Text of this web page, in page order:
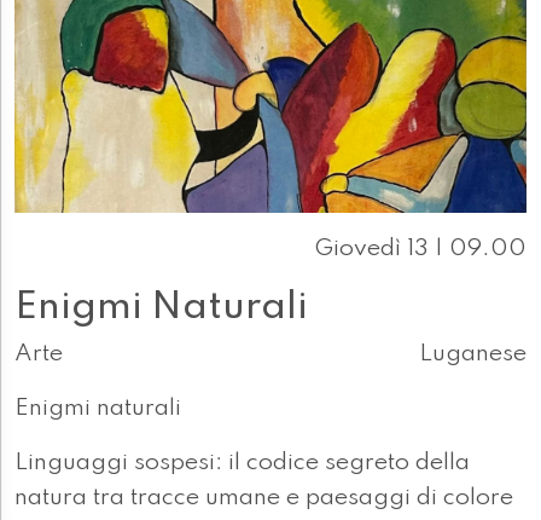
Giovedì 13 | 09.00
Enigmi Naturali
Arte Luganese
Enigmi naturali
Linguaggi sospesi: il codice segreto della
natura tra tracce umane e paesaggi di colore